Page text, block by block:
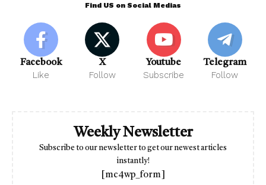
Find US on Social Medias
Facebook
Like
X
Follow
Youtube
Subscribe
Telegram
Follow
Weekly Newsletter
Subscribe to our newsletter to get our newest articles
instantly!
[mc4wp_form]